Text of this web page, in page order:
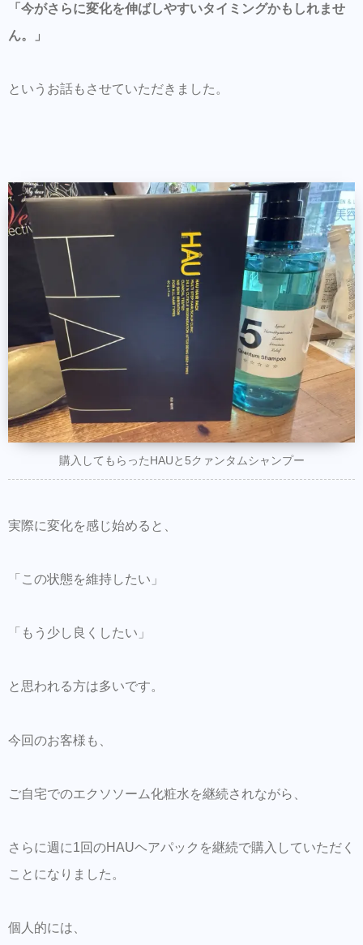
「今がさらに変化を伸ばしやすいタイミングかもしれませ
ん。」
というお話もさせていただきました。
購入してもらったHAUと5クァンタムシャンプー
実際に変化を感じ始めると、
「この状態を維持したい」
「もう少し良くしたい」
と思われる方は多いです。
今回のお客様も、
ご自宅でのエクソソーム化粧水を継続されながら、
さらに週に1回のHAUヘアパックを継続で購入していただく
ことになりました。
個人的には、